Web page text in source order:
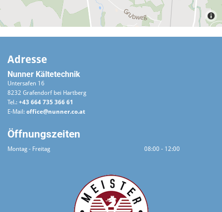
Adresse
Nunner Kältetechnik
Untersafen 16
8232 Grafendorf bei Hartberg
Tel.: +43 664 735 366 61
E-Mail: office@nunner.co.at
Öffnungszeiten
Montag - Freitag 08:00 - 12:00